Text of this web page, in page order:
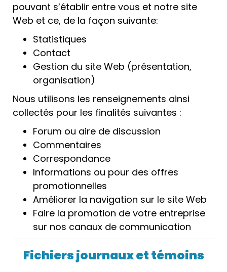
pouvant s’établir entre vous et notre site
Web et ce, de la façon suivante:
Statistiques
Contact
Gestion du site Web (présentation,
organisation)
Nous utilisons les renseignements ainsi
collectés pour les finalités suivantes :
Forum ou aire de discussion
Commentaires
Correspondance
Informations ou pour des offres
promotionnelles
Améliorer la navigation sur le site Web
Faire la promotion de votre entreprise
sur nos canaux de communication
Fichiers journaux et témoins